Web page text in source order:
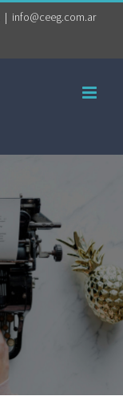
| info@ceeg.com.ar